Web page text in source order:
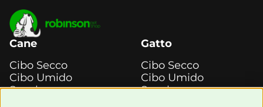
Cane
Cibo Secco
Cibo Umido
Snack e
Gatto
Cibo Secco
Cibo Umido
Snack e